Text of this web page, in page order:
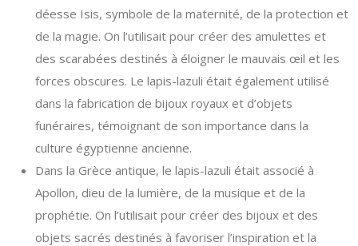
déesse Isis, symbole de la maternité, de la protection et
de la magie. On l’utilisait pour créer des amulettes et
des scarabées destinés à éloigner le mauvais œil et les
forces obscures. Le lapis-lazuli était également utilisé
dans la fabrication de bijoux royaux et d’objets
funéraires, témoignant de son importance dans la
culture égyptienne ancienne.
Dans la Grèce antique, le lapis-lazuli était associé à
Apollon, dieu de la lumière, de la musique et de la
prophétie. On l’utilisait pour créer des bijoux et des
objets sacrés destinés à favoriser l’inspiration et la